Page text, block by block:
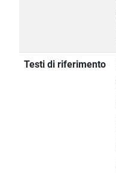
Testi di riferimento